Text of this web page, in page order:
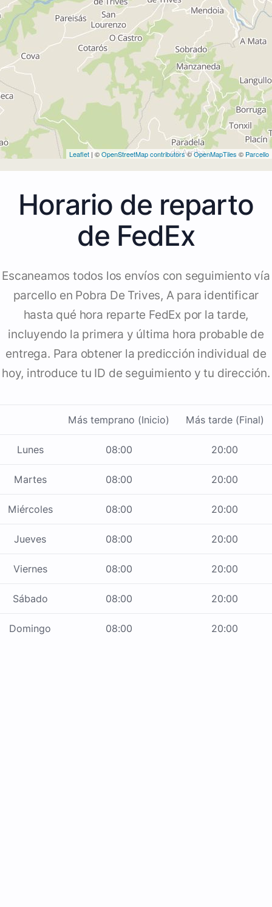
Leaflet | ©OpenStreetMap contributors©OpenMapTiles © Parcello
Horario de reparto
de FedEx
Escaneamos todos los envíos con seguimiento vía
parcello en Pobra De Trives, A para identificar
hasta qué hora reparte FedEx por la tarde,
incluyendo la primera y última hora probable de
entrega. Para obtener la predicción individual de
hoy, introduce tu ID de seguimiento y tu dirección.
Más temprano (Inicio) Más tarde (Final)
Lunes 08:00 20:00
Martes 08:00 20:00
Miércoles 08:00 20:00
Jueves 08:00 20:00
Viernes 08:00 20:00
Sábado 08:00 20:00
Domingo 08:00 20:00